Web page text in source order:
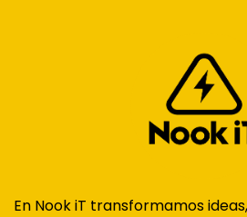
En Nook iT transformamos